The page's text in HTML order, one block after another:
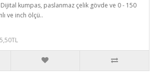
kumpas, paslanmaz çelik gövde ve 0 - 150
ve inch ölçü..